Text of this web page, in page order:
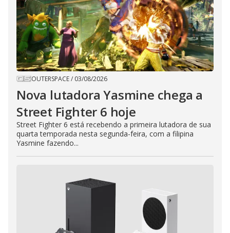
OUTERSPACE/ 03/08/2026
Nova lutadora Yasmine chega a
Street Fighter 6 hoje
Street Fighter 6 está recebendo a primeira lutadora de sua
quarta temporada nesta segunda-feira, com a filipina
Yasmine fazendo...